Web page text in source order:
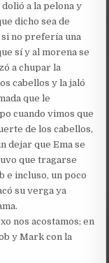
a la pelona y
dicho sea de
si no prefería una
sí y al morena se
a chupar la
cabellos y la jaló
que le
cuando vimos que
de los cabellos,
dejar que Ema se
que tragarse
e incluso, un poco
su verga ya
nos acostamos; en
y Mark con la